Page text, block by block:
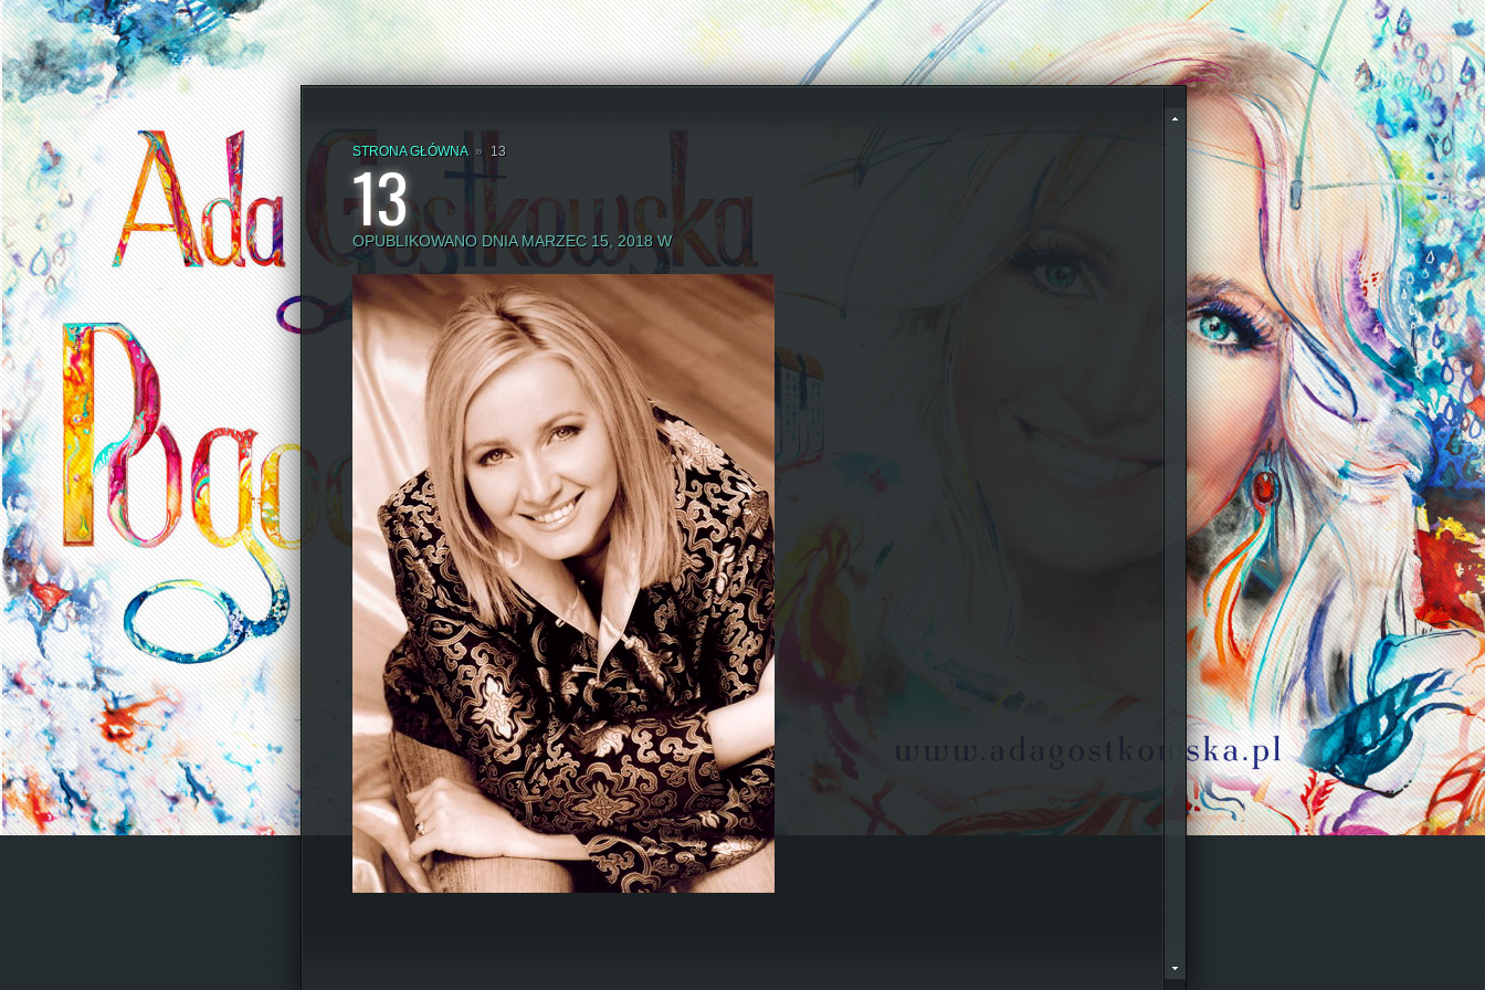
STRONA GŁÓWNA » 13
13
OPUBLIKOWANO DNIA MARZEC 15, 2018 W